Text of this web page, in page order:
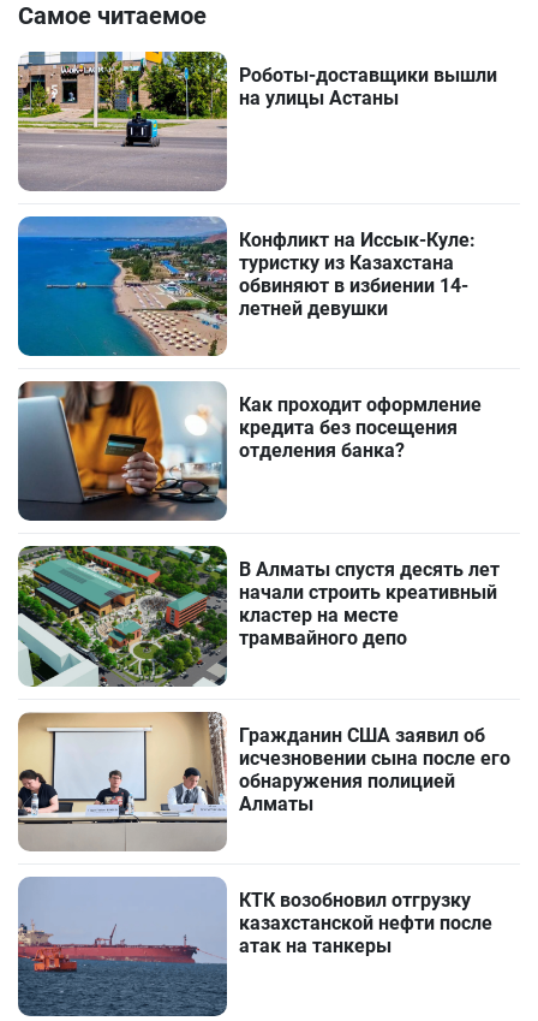
Самое читаемое
Роботы-доставщики вышли
на улицы Астаны
Конфликт на Иссык-Куле:
туристку из Казахстана
обвиняют в избиении 14-
летней девушки
Как проходит оформление
кредита без посещения
отделения банка?
В Алматы спустя десять лет
начали строить креативный
кластер на месте
трамвайного депо
Гражданин США заявил об
исчезновении сына после его
обнаружения полицией
Алматы
КТК возобновил отгрузку
казахстанской нефти после
атак на танкеры